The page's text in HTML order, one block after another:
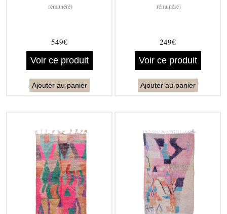
rémunéré)
549€
Voir ce produit
Ajouter au panier
rémunéré)
249€
Voir ce produit
Ajouter au panier